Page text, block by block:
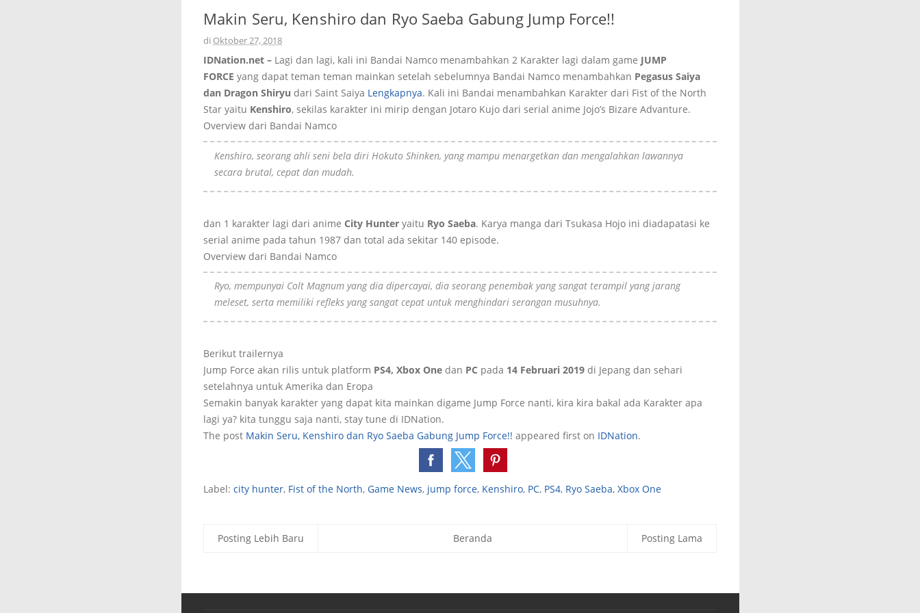
Makin Seru, Kenshiro dan Ryo Saeba Gabung Jump Force!!
di Oktober 27, 2018
IDNation.net – Lagi dan lagi, kali ini Bandai Namco menambahkan 2 Karakter lagi dalam game JUMP
FORCE yang dapat teman teman mainkan setelah sebelumnya Bandai Namco menambahkan Pegasus Saiya
dan Dragon Shiryu dari Saint Saiya Lengkapnya. Kali ini Bandai menambahkan Karakter dari Fist of the North
Star yaitu Kenshiro, sekilas karakter ini mirip dengan Jotaro Kujo dari serial anime Jojo’s Bizare Advanture.
Overview dari Bandai Namco
Kenshiro, seorang ahli seni bela diri Hokuto Shinken, yang mampu menargetkan dan mengalahkan lawannya
secara brutal, cepat dan mudah.
dan 1 karakter lagi dari anime City Hunter yaitu Ryo Saeba. Karya manga dari Tsukasa Hojo ini diadapatasi ke
serial anime pada tahun 1987 dan total ada sekitar 140 episode.
Overview dari Bandai Namco
Ryo, mempunyai Colt Magnum yang dia dipercayai, dia seorang penembak yang sangat terampil yang jarang
meleset, serta memiliki refleks yang sangat cepat untuk menghindari serangan musuhnya.
Berikut trailernya
Jump Force akan rilis untuk platform PS4, Xbox One dan PC pada 14 Februari 2019 di Jepang dan sehari
setelahnya untuk Amerika dan Eropa
Semakin banyak karakter yang dapat kita mainkan digame Jump Force nanti, kira kira bakal ada Karakter apa
lagi ya? kita tunggu saja nanti, stay tune di IDNation.
The post Makin Seru, Kenshiro dan Ryo Saeba Gabung Jump Force!! appeared first on IDNation.
Label: city hunter, Fist of the North, Game News, jump force, Kenshiro, PC, PS4, Ryo Saeba, Xbox One
Posting Lebih Baru Posting Lama
Beranda